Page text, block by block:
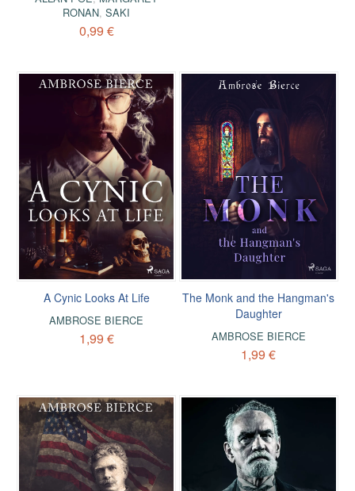
RONAN,SAKI
0,99 €
A Cynic Looks At Life
AMBROSE BIERCE
1,99 €
The Monk and the Hangman's
Daughter
AMBROSE BIERCE
1,99 €